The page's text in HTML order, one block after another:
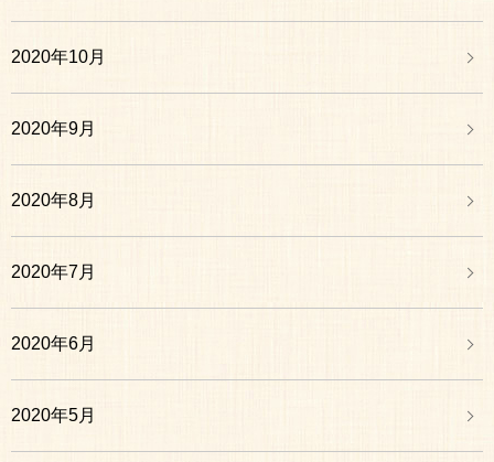
2020年10月
2020年9月
2020年8月
2020年7月
2020年6月
2020年5月